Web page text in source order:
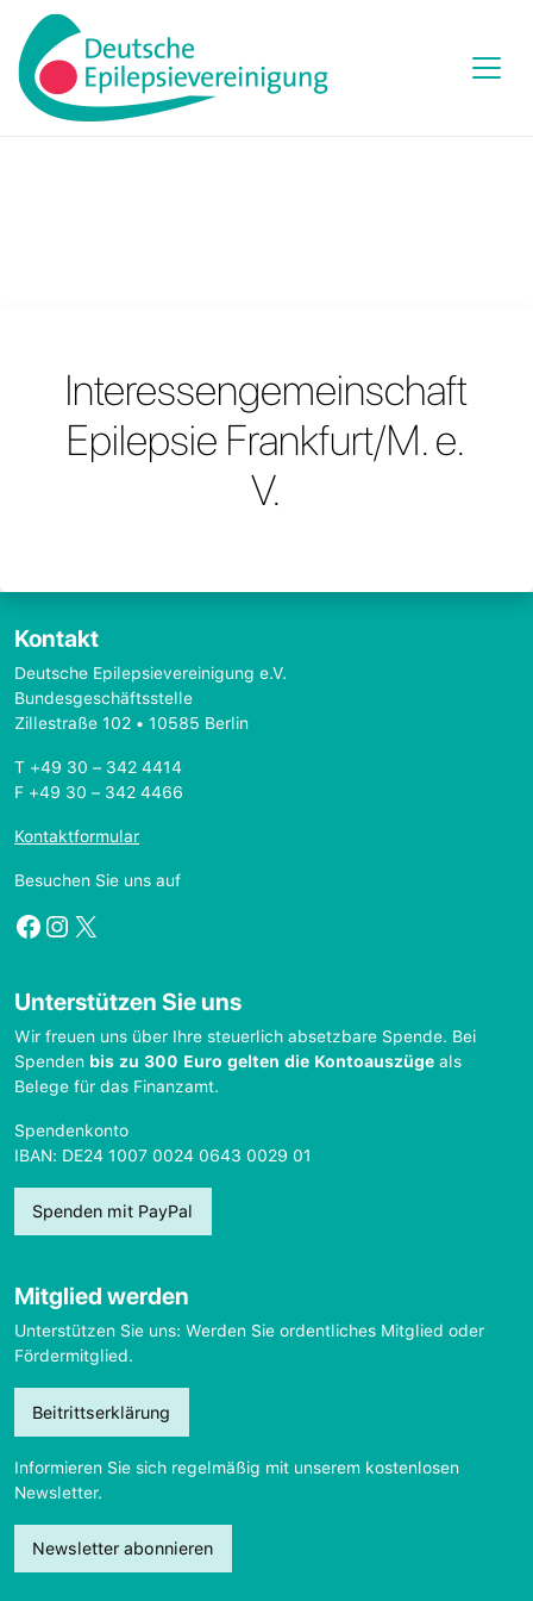
Interessengemeinschaft
Epilepsie Frankfurt/M. e.
V.
Kontakt
Deutsche Epilepsievereinigung e.V.
Bundesgeschäftsstelle
Zillestraße 102 • 10585 Berlin
T +49 30 – 342 4414
F +49 30 – 342 4466
Kontaktformular
Besuchen Sie uns auf
Facebook
Instagram
X
Unterstützen Sie uns
Wir freuen uns über Ihre steuerlich absetzbare Spende. Bei
Spenden bis zu 300 Euro gelten die Kontoauszüge als
Belege für das Finanzamt.
Spendenkonto
IBAN: DE24 1007 0024 0643 0029 01
Spenden mit PayPal
Mitglied werden
Unterstützen Sie uns: Werden Sie ordentliches Mitglied oder
Fördermitglied.
Beitrittserklärung
Informieren Sie sich regelmäßig mit unserem kostenlosen
Newsletter.
Newsletter abonnieren